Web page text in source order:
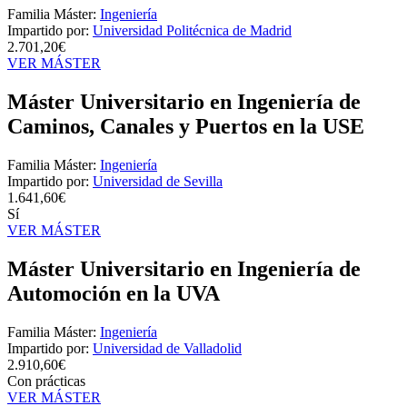
Familia Máster: Ingeniería
Impartido por: Universidad Politécnica de Madrid
2.701,20€
VER MÁSTER
Máster Universitario en Ingeniería de
Caminos, Canales y Puertos en la USE
Familia Máster: Ingeniería
Impartido por: Universidad de Sevilla
1.641,60€
Sí
VER MÁSTER
Máster Universitario en Ingeniería de
Automoción en la UVA
Familia Máster: Ingeniería
Impartido por: Universidad de Valladolid
2.910,60€
Con prácticas
VER MÁSTER